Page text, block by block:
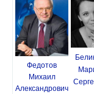
Федотов
Михаил
Александрович